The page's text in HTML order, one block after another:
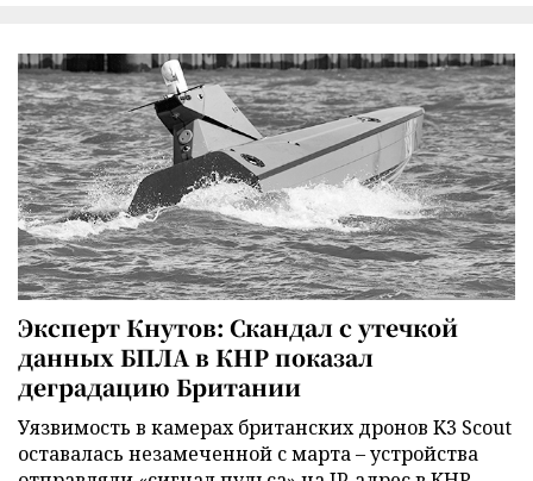
Эксперт Кнутов: Скандал с утечкой
данных БПЛА в КНР показал
деградацию Британии
Уязвимость в камерах британских дронов K3 Scout
оставалась незамеченной с марта – устройства